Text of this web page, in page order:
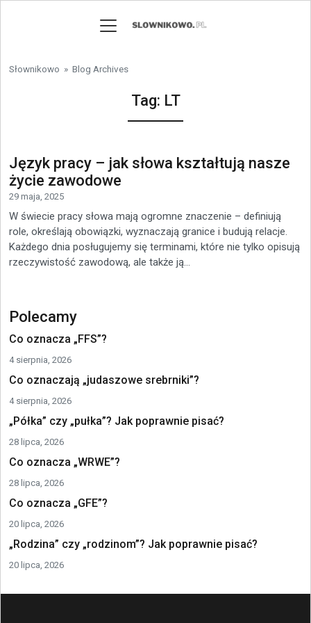
Słownikowo » Blog Archives
Tag: LT
Język pracy – jak słowa kształtują nasze
życie zawodowe
29 maja, 2025
W świecie pracy słowa mają ogromne znaczenie – definiują
role, określają obowiązki, wyznaczają granice i budują relacje.
Każdego dnia posługujemy się terminami, które nie tylko opisują
rzeczywistość zawodową, ale także ją...
Polecamy
Co oznacza „FFS”?
4 sierpnia, 2026
Co oznaczają „judaszowe srebrniki”?
4 sierpnia, 2026
„Półka” czy „pułka”? Jak poprawnie pisać?
28 lipca, 2026
Co oznacza „WRWE”?
28 lipca, 2026
Co oznacza „GFE”?
20 lipca, 2026
„Rodzina” czy „rodzinom”? Jak poprawnie pisać?
20 lipca, 2026